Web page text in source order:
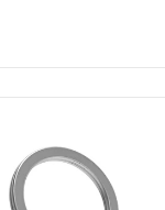
SEPETE EKLE